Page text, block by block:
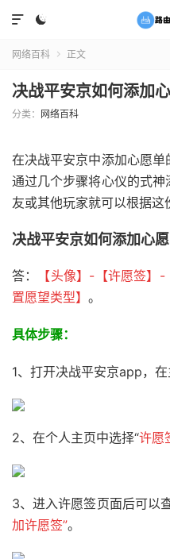


网络百科  正文
决战平安京如何添加
分类： 网络百科
在决战平安京中添加心愿
通过几个步骤将心仪的式
友或其他玩家就可以根据这
决战平安京如何添加心
答： 【头像】-【许愿签】-
置愿望类型】 。
具体步骤：
1、打开决战平安京app，
2、在个人主页中选择“许愿
3、进入许愿签页面后可以
加许愿签”。